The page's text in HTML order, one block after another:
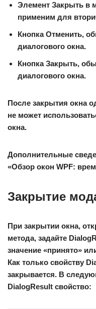
Элемент Закрыть в
применим для
КнопкаОтменить,
диалогового окна.
КнопкаЗакрыть,
диалогового окна.
После закрытия окна
не может
окна.
Дополнительные
«Обзор окон WPF:
Закрытие
При закрытии окна,
метода, задайте
значение «принято»
Как только свойству
закрывается. В
DialogResult свойство: